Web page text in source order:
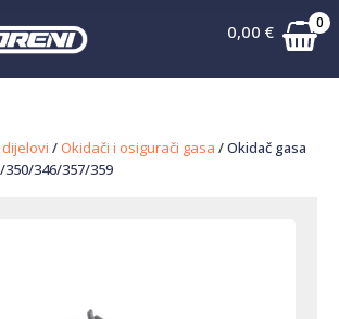
0,00 € 0
/ Okidači i osigurači gasa / Okidač gasa
346/357/359